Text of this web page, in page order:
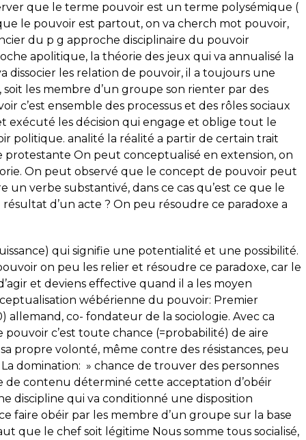
que le terme pouvoir est un terme polysémique (
le pouvoir est partout, on va cherch mot pouvoir,
du p g approche disciplinaire du pouvoir
apolitique, la théorie des jeux qui va annualisé la
dissocier les relation de pouvoir, il a toujours une
les membre d’un groupe son rienter par des
c’est ensemble des processus et des rôles sociaux
exécuté les décision qui engage et oblige tout le
politique. analité la réalité a partir de certain trait
protestante On peut conceptualisé en extension, on
On peut observé que le concept de pouvoir peut
un verbe substantivé, dans ce cas qu’est ce que le
d’un acte ? On peu résoudre ce paradoxe a
qui signifie une potentialité et une possibilité.
on peu les relier et résoudre ce paradoxe, car le
et deviens effective quand il a les moyen
wébérienne du pouvoir: Premier
allemand, co- fondateur de la sociologie. Avec ca
c’est toute chance (=probabilité) de aire
propre volonté, même contre des résistances, peu
domination: » chance de trouver des personnes
contenu déterminé cette acceptation d’obéir
discipline qui va conditionné une disposition
faire obéir par les membre d’un groupe sur la base
que le chef soit légitime Nous somme tous socialisé,